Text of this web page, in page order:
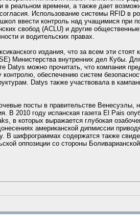
в реальном времени, а также дает
Использование системы RFID в
ввести контроль над учащимися
свобод (ACLU) и другие общественные
и водительских правах.
издания, что за всем эти
Министерства внутренних дел Кубы.
Datys можно прочитать, что компания
обеспечению систем
Datys также участвовала в
посты в правительстве Венесуэлы,
В 2010 году испанская газета El Pais
в которых выражается глубокая
американской дипмиссии
В шифрограммах содержатся также
оппозиции со стороны